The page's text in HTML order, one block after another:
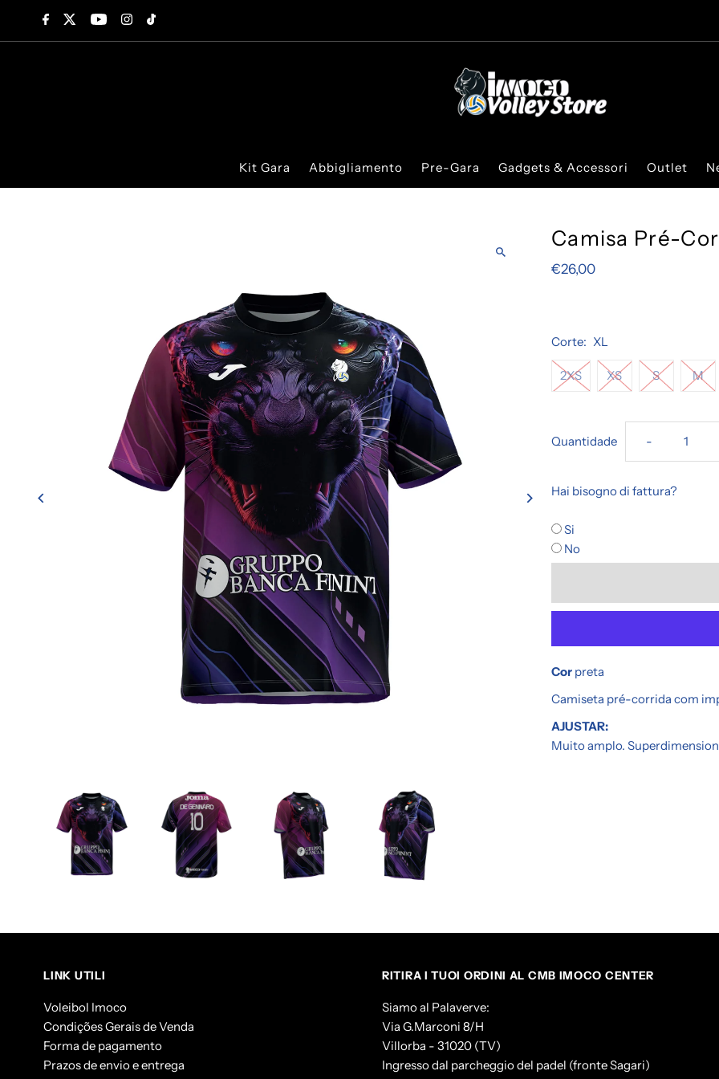
Saltar para o conteúdo
Kit Gara Abbigliamento Pre-Gara Gadgets & Accessori Outlet
Camisa Pré-
€26,00
Corte: XL
2XS XS S M
Quantidade Diminuir
-
Hai bisogno di fattura?
Si
No
Corpreta
Camiseta pré-corrida com
AJUSTAR:
Muito amplo.
LINK UTILI
Voleibol Imoco
Condições Gerais de Venda
Forma de pagamento
Prazos de envio e entrega
RITIRA I TUOI ORDINI AL CMB IMOCO CENTER
Siamo al Palaverve:
Via G.Marconi 8/H
Villorba - 31020 (TV)
Ingresso dal parcheggio del padel (fronte Sagari)